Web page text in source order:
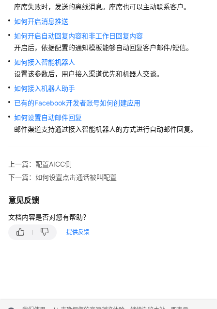
租
管
理
员
指
认
识
的
租
配
置
工
心
座席失败时，发送的离线消息。座席也可以主动联系客户。
如何开启消息推送
如何开启自动回复内容和非工作日回复内容
开启后，依据配置的通知模板能够自动回复客户邮件/短信。
如何接入智能机器人
设置该参数后，用户接入渠道优先和机器人交谈。
如何接入机器人助手
已有的Facebook开发者账号如何创建应用
如何设置自动邮件回复
邮件渠道支持通过接入智能机器人的方式进行自动邮件回复。
上一篇：配置AICC侧
下一篇：如何设置点击通话被叫配置
意见反馈
文档内容是否对您有帮助？
提供反馈